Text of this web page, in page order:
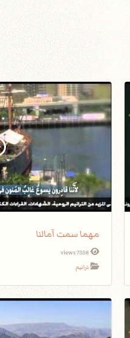
مهما سمت آمالنا
ترانيم